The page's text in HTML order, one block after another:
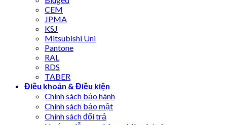
CEM
JPMA
KSJ
Mitsubishi Uni
Pantone
RAL
RDS
TABER
Điều khoản & Điều kiện
Chính sách bảo hành
Chính sách bảo mật
Chính sách đổi trả